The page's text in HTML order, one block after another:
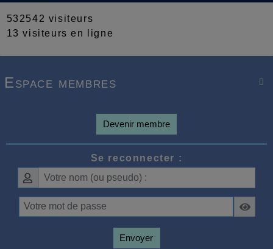
532542 visiteurs
13 visiteurs en ligne

Espace membres
Devenir membre
Se reconnecter :
Envoyer